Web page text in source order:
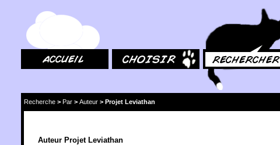
Recherche > Par > Auteur > Projet Leviathan
Auteur Projet Leviathan